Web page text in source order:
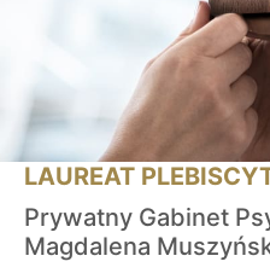
LAUREAT
Prywatny Gabinet
Magdalena